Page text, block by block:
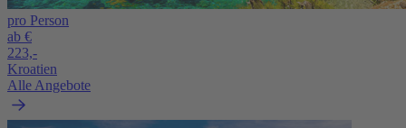
pro Person
ab €
223,-
Kroatien
Alle Angebote